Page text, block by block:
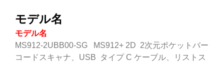
モデル名
モデル名
MS912-2UBB00-SG MS912+ 2D 2次元ポケットバー
コードスキャナ、USB タイプ C ケーブル、リストス